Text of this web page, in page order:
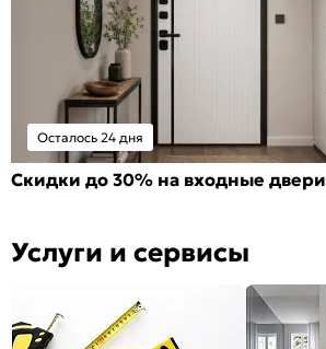
Осталось 24 дня
Скидки до 30% на входные двери
Услуги и сервисы